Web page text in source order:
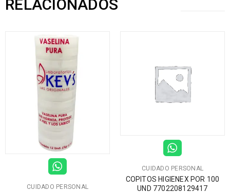
RELACIONADOS
CUIDADO PERSONAL
CUIDADO PERSONAL
COPITOS HIGIENEX POR 100
UND 7702208129417